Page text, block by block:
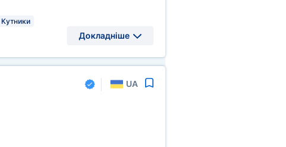
Кутники
Докладніше
UA